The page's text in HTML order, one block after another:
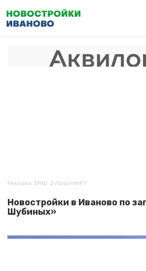
основному
Реклама. ERID: 2VtzqvmYrF7
Новостройки в Иваново по
Шубиных»